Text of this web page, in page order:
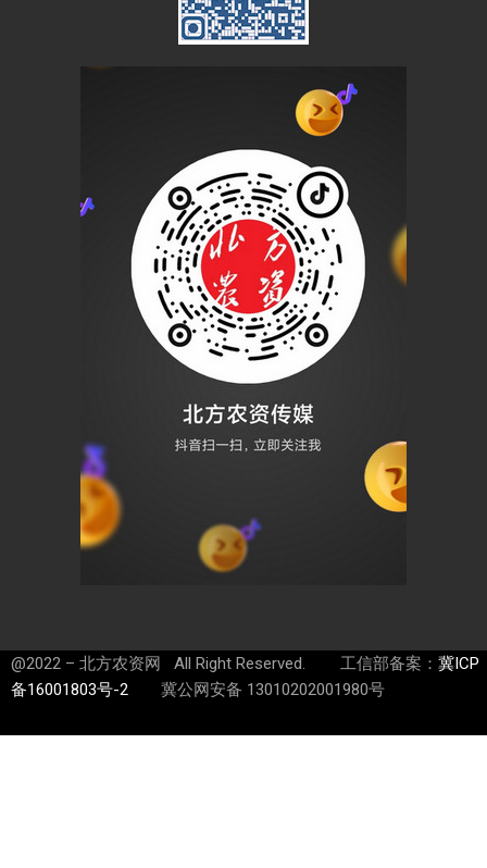
@2022 – 北方农资网 All Right Reserved. 工信部备案： 冀ICP
备16001803号-2 冀公网安备 13010202001980号